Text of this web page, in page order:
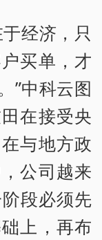
经济，只
买单，才
”中科云图
在接受央
与地方政
公司越来
段必须先
上，再布